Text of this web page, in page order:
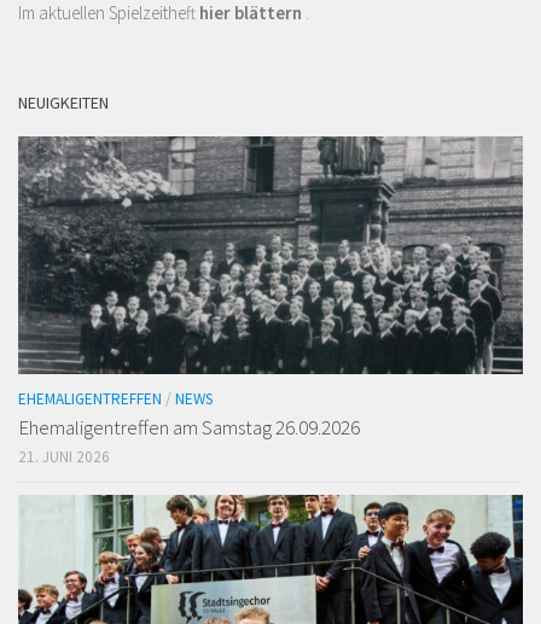
Im aktuellen Spielzeitheft hier blättern .
NEUIGKEITEN
EHEMALIGENTREFFEN / NEWS
Ehemaligen­treffen am Samstag 26.09.2026
21. JUNI 2026